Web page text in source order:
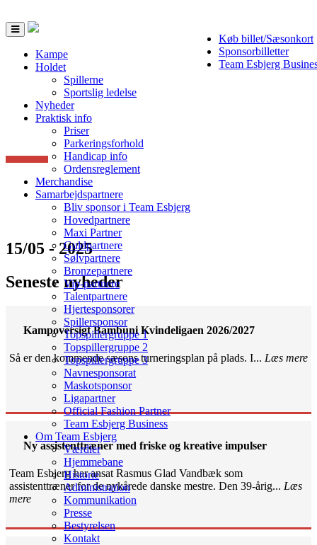
Køb billet/Sæsonkort
Sponsorbilletter
Team Esbjerg
Toggle
navigation
Kampe
Holdet
Spillerne
Sportslig ledelse
Nyheder
Praktisk info
Priser
Parkeringsforhold
Handicap info
Ordensreglement
Merchandise
Samarbejdspartnere
Bliv sponsor i Team Esbjerg
Hovedpartnere
Maxi Partner
Guldpartnere
Sølvpartnere
Bronzepartnere
Vip-partnere
Talentpartnere
Hjertesponsorer
Spillersponsor
Topspillergruppe 1
Topspillergruppe 2
Topspillergruppe 3
Navnesponsorat
Maskotsponsor
Ligapartner
Official Fashion Partner
Team Esbjerg Business
Om Team Esbjerg
Værdier
Hjemmebane
Historie
Administration
Kommunikation
Presse
Bestyrelsen
Kontakt
15/05 - 2025
Seneste nyheder
Kampoversigt Bambuni Kvindeligaen 2026/2027
Så er den kommende sæsons turneringsplan på plads. I... Læs mere
Ny assistenttræner med friske og kreative impulser
Team Esbjerg har ansat Rasmus Glad Vandbæk som
assistenttræner for de nykårede danske mestre. Den 39-årig... Læs
mere